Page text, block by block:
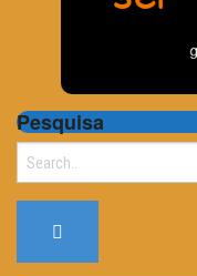
Pesquisa